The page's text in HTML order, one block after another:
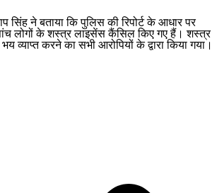
सिंह ने बताया कि पुलिस की रिपोर्ट के आधार पर
लोगों के शस्त्र लाइसेंस कैंसिल किए गए हैं। शस्त्र
व्याप्त करने का सभी आरोपियों के द्वारा किया गया।